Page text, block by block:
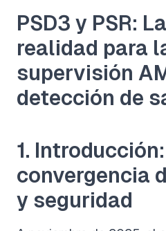
PSD3 y PSR:
realidad para
supervisión
detección de
1.
convergencia
y seguridad